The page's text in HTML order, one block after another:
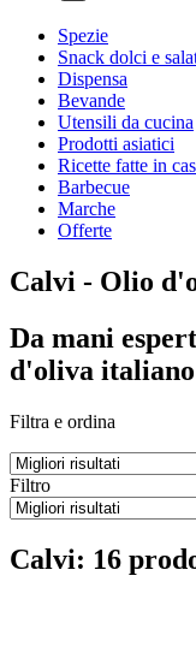
Spezie
Snack dolci e
Dispensa
Bevande
Utensili da cucina
Prodotti asiatici
Ricette fatte in
Barbecue
Marche
Offerte
Calvi - Olio
Da mani
d'oliva italiano
Filtra e ordina
Filtro
Calvi: 16